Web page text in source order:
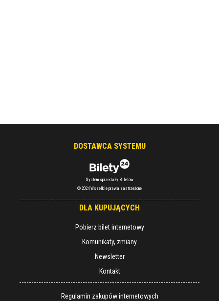
DOSTAWCA SYSTEMU
System sprzedaży Biletów
© 2024 Wszelkie prawa zastrzeżone
DLA KUPUJĄCYCH
Pobierz bilet internetowy
Komunikaty, zmiany
Newsletter
Kontakt
Regulamin zakupów internetowych